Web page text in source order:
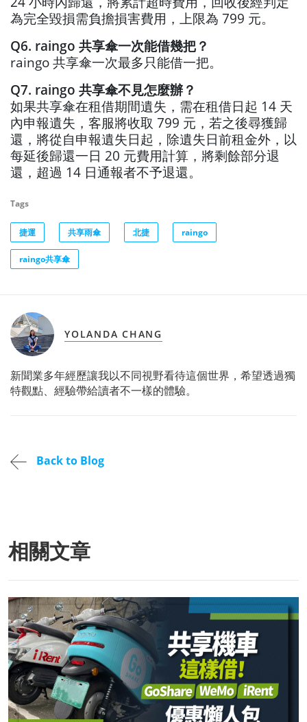
為完全毀損需負擔損害費用，上限為 799 元。
Q6. raingo 共享傘一次能借幾把？
raingo 共享傘一次最多只能借一把。
Q7. raingo 共享傘不見怎麼辦？
如果共享傘在租借期間遺失，需在租借日起 14 天
內申報遺失，客服將收取 799 元，若之後尋獲歸
還，將從自申報遺失日起，除遺失日前租金外，以
每延後歸還一日 20 元費用計算，將剩餘部分退
還，超過 14 日通報者不予退還。
Tags
捷運 共享雨傘 北捷 raingo
raingo共享傘
YOLANDA CHANG
新聞業多年經歷讓我以不同視野看待這個世界，希望透過獨
特觀點、經驗帶給讀者不一樣的體驗。
Back to Blog
相關文章